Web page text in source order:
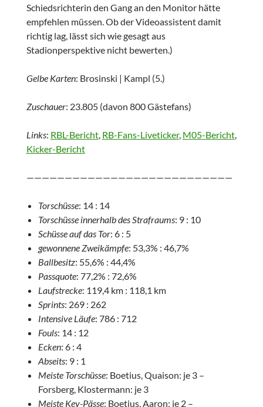
Schiedsrichterin den Gang an den Monitor hätte
empfehlen müssen. Ob der Videoassistent damit
richtig lag, lässt sich wie gesagt aus
Stadionperspektive nicht bewerten.)
Gelbe Karten: Brosinski | Kampl (5.)
Zuschauer: 23.805 (davon 800 Gästefans)
Links: RBL-Bericht, RB-Fans-Liveticker, M05-Bericht,
Kicker-Bericht
———————————————————————————
Torschüsse: 14 : 14
Torschüsse innerhalb des Strafraums: 9 : 10
Schüsse auf das Tor: 6 : 5
gewonnene Zweikämpfe: 53,3% : 46,7%
Ballbesitz: 55,6% : 44,4%
Passquote: 77,2% : 72,6%
Laufstrecke: 119,4 km : 118,1 km
Sprints: 269 : 262
Intensive Läufe: 786 : 712
Fouls: 14 : 12
Ecken: 6 : 4
Abseits: 9 : 1
Meiste Torschüsse: Boetius, Quaison: je 3 –
Forsberg, Klostermann: je 3
Meiste Key-Pässe: Boetius, Aaron: je 2 –